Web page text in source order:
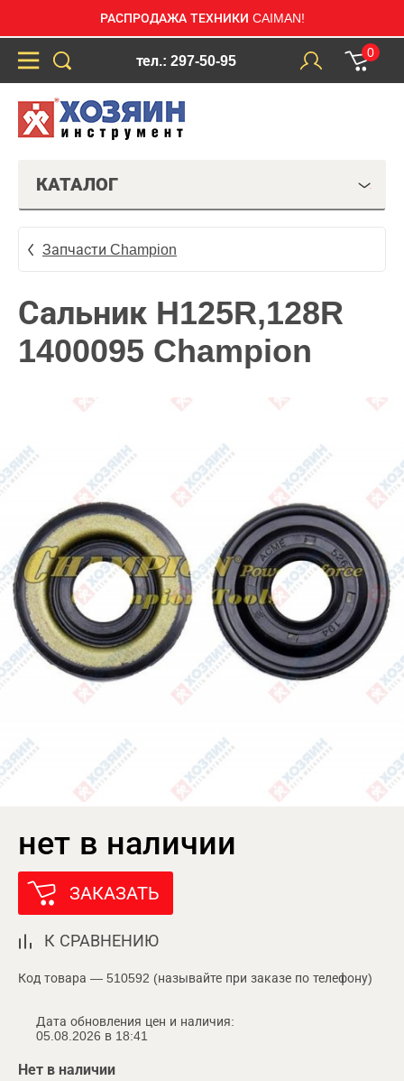
РАСПРОДАЖА ТЕХНИКИ CAIMAN!
тел.: 297-50-95
0
КАТАЛОГ
Запчасти Champion
Сальник H125R,128R
1400095 Champion
нет в наличии
ЗАКАЗАТЬ
К СРАВНЕНИЮ
Код товара — 510592 (называйте при заказе по телефону)
Дата обновления цен и наличия:
05.08.2026 в 18:41
Нет в наличии